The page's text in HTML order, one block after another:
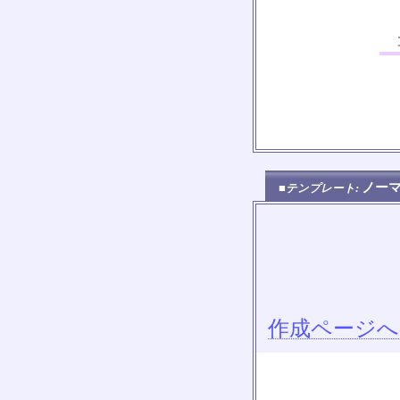
■テンプレート: ノー
作成ページへ